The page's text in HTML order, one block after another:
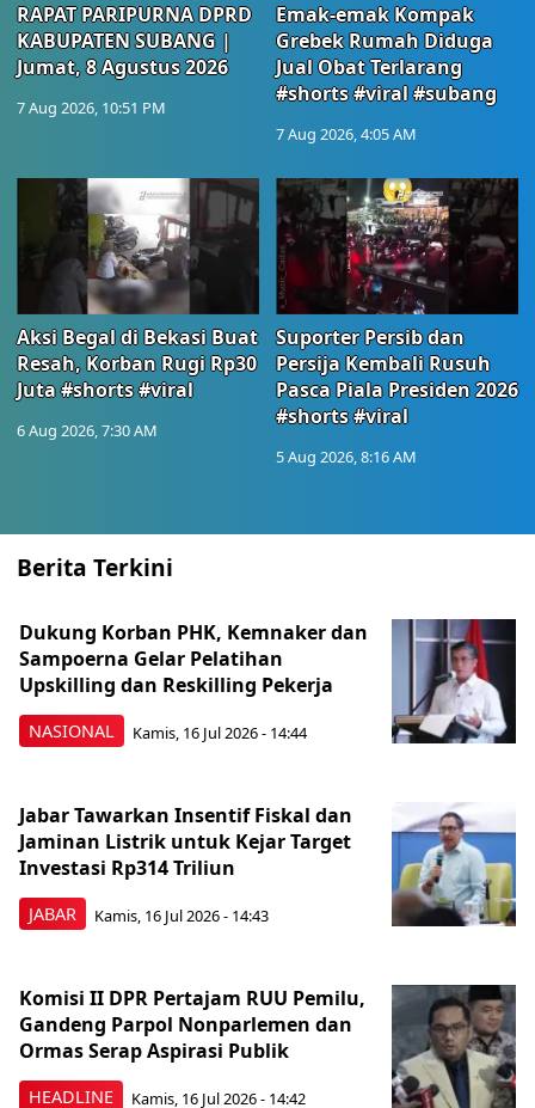
RAPAT PARIPURNA DPRD
KABUPATEN SUBANG |
Jumat, 8 Agustus 2026
7 Aug 2026, 10:51 PM
Emak-emak Kompak
Grebek Rumah Diduga
Jual Obat Terlarang
#shorts #viral #subang
7 Aug 2026, 4:05 AM
Aksi Begal di Bekasi Buat
Resah, Korban Rugi Rp30
Juta #shorts #viral
6 Aug 2026, 7:30 AM
Suporter Persib dan
Persija Kembali Rusuh
Pasca Piala Presiden 2026
#shorts #viral
5 Aug 2026, 8:16 AM
Berita Terkini
NASIONAL
Dukung Korban PHK, Kemnaker dan
Sampoerna Gelar Pelatihan
Upskilling dan Reskilling Pekerja
Kamis, 16 Jul 2026 - 14:44
JABAR
Jabar Tawarkan Insentif Fiskal dan
Jaminan Listrik untuk Kejar Target
Investasi Rp314 Triliun
Kamis, 16 Jul 2026 - 14:43
HEADLINE
Komisi II DPR Pertajam RUU Pemilu,
Gandeng Parpol Nonparlemen dan
Ormas Serap Aspirasi Publik
Kamis, 16 Jul 2026 - 14:42